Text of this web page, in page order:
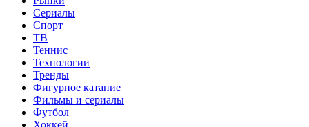
Сериалы
Спорт
ТВ
Теннис
Технологии
Тренды
Фигурное катание
Фильмы и сериалы
Футбол
Хоккей